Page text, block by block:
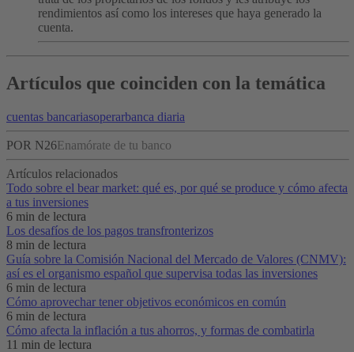
rendimientos así como los intereses que haya generado la
cuenta.
Artículos que coinciden con la temática
cuentas bancariasoperarbanca diaria
POR N26Enamórate de tu banco
Artículos relacionados
Todo sobre el bear market: qué es, por qué se produce y cómo afecta
a tus inversiones
6 min de lectura
Los desafíos de los pagos transfronterizos
8 min de lectura
Guía sobre la Comisión Nacional del Mercado de Valores (CNMV):
así es el organismo español que supervisa todas las inversiones
6 min de lectura
Cómo aprovechar tener objetivos económicos en común
6 min de lectura
Cómo afecta la inflación a tus ahorros, y formas de combatirla
11 min de lectura